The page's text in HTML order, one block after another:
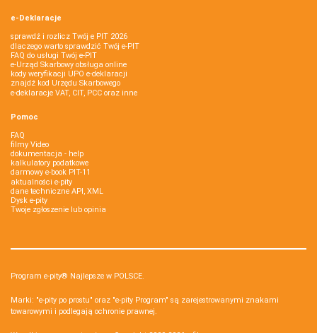
e-Deklaracje
sprawdź i rozlicz Twój e PIT 2026
dlaczego warto sprawdzić Twój e-PIT
FAQ do usługi Twój e-PIT
e-Urząd Skarbowy obsługa online
kody weryfikacji UPO e-deklaracji
znajdź kod Urzędu Skarbowego
e-deklaracje VAT, CIT, PCC oraz inne
Pomoc
FAQ
filmy Video
dokumentacja - help
kalkulatory podatkowe
darmowy e-book PIT-11
aktualności e-pity
dane techniczne API, XML
Dysk e-pity
Twoje zgłoszenie lub opinia
Program e-pity® Najlepsze w POLSCE.
Marki: "e-pity po prostu" oraz "e-pity Program" są zarejestrowanymi znakami
towarowymi i podlegają ochronie prawnej.